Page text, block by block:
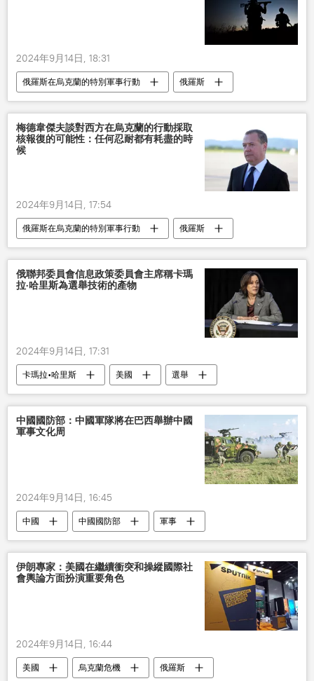
2024年9月14日, 18:31
俄羅斯在烏克蘭的特別軍事行動
俄羅斯
基輔
梅德韋傑夫談對西方在烏克蘭的行動採取
核報復的可能性：任何忍耐都有耗盡的時
候
2024年9月14日, 17:54
俄羅斯在烏克蘭的特別軍事行動
俄羅斯
烏克蘭
俄聯邦委員會信息政策委員會主席稱卡瑪
拉·哈里斯為選舉技術的產物
2024年9月14日, 17:31
卡瑪拉•哈里斯 美國 選舉
中國國防部：中國軍隊將在巴西舉辦中國
軍事文化周
2024年9月14日, 16:45
中國 中國國防部
軍事
文化
巴西
伊朗專家：美國在繼續衝突和操縱國際社
會輿論方面扮演重要角色
2024年9月14日, 16:44
美國 烏克蘭危機
俄羅斯